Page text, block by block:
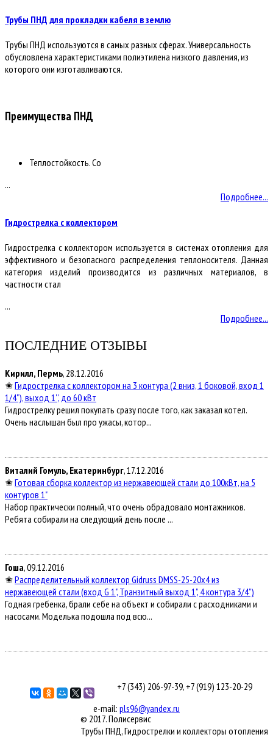
Трубы ПНД для прокладки кабеля в землю
Трубы ПНД используются в самых разных сферах. Универсальность
обусловлена характеристиками полиэтилена низкого давления, из
которого они изготавливаются.
Преимущества ПНД
Теплостойкость. Со
...
Подробнее...
Гидрострелка с коллектором
Гидрострелка с коллектором используется в системах отопления для
эффективного и безопасного распределения теплоносителя. Данная
категория изделий производится из различных материалов, в
частности стал
...
Подробнее...
ПОСЛЕДНИЕ ОТЗЫВЫ
Кирилл, Пермь, 28.12.2016
✬Гидрострелка с коллектором на 3 контура (2 вниз, 1 боковой, вход 1
1/4"), выход 1'', до 60 кВт
Гидрострелку решил покупать сразу после того, как заказал котел.
Очень наслышан был про ужасы, котор...
Виталий Гомуль, Екатеринбург, 17.12.2016
✬Готовая сборка коллектор из нержавеющей стали до 100кВт, на 5
контуров 1"
Набор практически полный, что очень обрадовало монтажников.
Ребята собирали на следующий день после ...
Гоша, 09.12.2016
✬Распределительный коллектор Gidruss DMSS-25-20x4 из
нержавеющей стали (вход G 1", Транзитный выход 1", 4 контура 3/4")
Годная гребенка, брали себе на объект и собирали с расходниками и
насосами. Моделька подошла под всю...
+7 (343) 206-97-39, +7 (919) 123-20-29
e-mail: pls96@yandex.ru
© 2017. Полисервиc
Трубы ПНД, Гидрострелки и коллекторы отопления